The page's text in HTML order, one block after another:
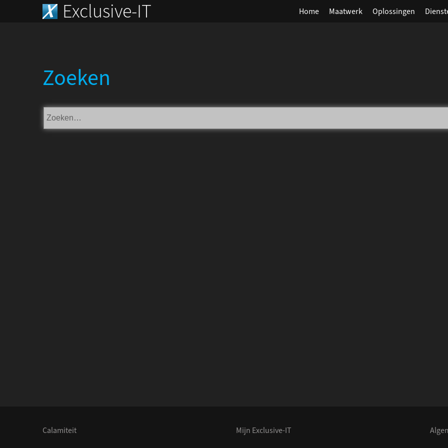
Exclusive-IT Home Maatwerk Oplossingen
Zoeken
Calamiteit Mijn Exclusive-IT